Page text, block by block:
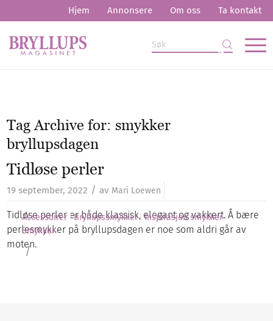
Hjem Annonsere Om oss Ta kontakt
Tag Archive for:smykker
bryllupsdagen
Tidløse perler
19 september, 2022 / av Mari Loewen
Tidløse perler er både klassisk, elegant og vakkert. Å bære
perlesmykker på bryllupsdagen er noe som aldri går av
moten.
Accessoirer Bryllupssmykker
Inspirasjon smykker
Smykker
/